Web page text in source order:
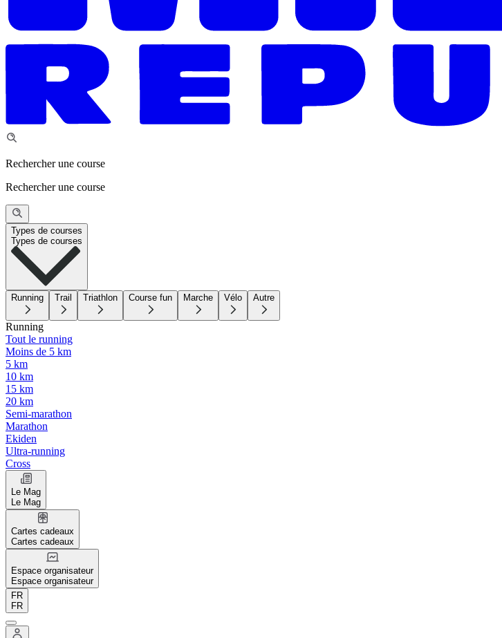
Rechercher une course
Rechercher une course
Types de courses
Types de courses
Running Trail Triathlon Course fun Marche Vélo Autre
Running
Tout le running
Moins de 5 km
5 km
10 km
15 km
20 km
Semi-marathon
Marathon
Ekiden
Ultra-running
Cross
Le Mag
Le Mag
Cartes cadeaux
Cartes cadeaux
Espace organisateur
Espace organisateur
FR
FR